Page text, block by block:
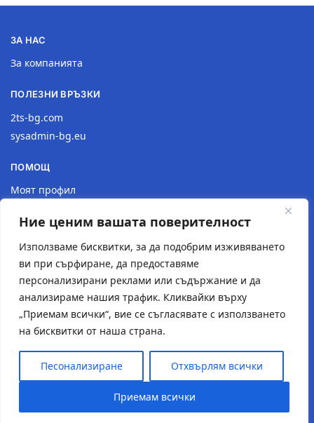
Ние ценим вашата поверителност
Използваме бисквитки, за да подобрим изживяването
ви при сърфиране, да предоставяме
персонализирани реклами или съдържание и да
анализираме нашия трафик. Кликвайки върху
„Приемам всички“, вие се съгласявате с използването
на бисквитки от наша страна.
Песонализиране Отхвърлям всички
Приемам всички
ЗА НАС
За компанията
ПОЛЕЗНИ ВРЪЗКИ
2ts-bg.com
sysadmin-bg.eu
ПОМОЩ
Моят профил
Връщане на продукт
Политика за поверителност
Местоположение
Контактна форма
Имейл: 2tsstudio1@gmail.com
Тел.: 0877 30 40 18
© Създаден от